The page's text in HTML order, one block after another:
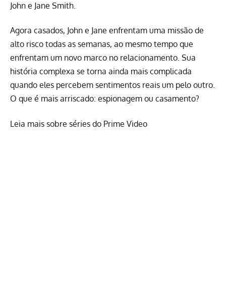
John e Jane Smith.
Agora casados, John e Jane enfrentam uma missão de
alto risco todas as semanas, ao mesmo tempo que
enfrentam um novo marco no relacionamento. Sua
história complexa se torna ainda mais complicada
quando eles percebem sentimentos reais um pelo outro.
O que é mais arriscado: espionagem ou casamento?
Leia mais sobre séries do Prime Video